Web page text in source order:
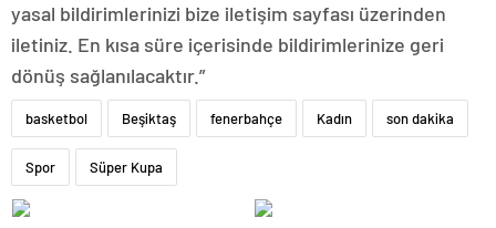
yasal bildirimlerinizi bize iletişim sayfası üzerinden
iletiniz. En kısa süre içerisinde bildirimlerinize geri
dönüş sağlanılacaktır.”
basketbol Beşiktaş fenerbahçe Kadın son dakika
Spor Süper Kupa